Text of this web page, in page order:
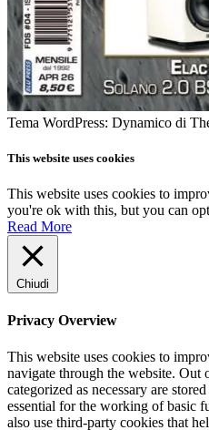
Tema WordPress: Dynamico di
This website uses cookies
This website uses cookies to
you're ok with this, but you can
Read More
Chiudi
Privacy Overview
This website uses cookies to
navigate through the website. Out
categorized as necessary are
essential for the working of basic
also use third-party cookies that